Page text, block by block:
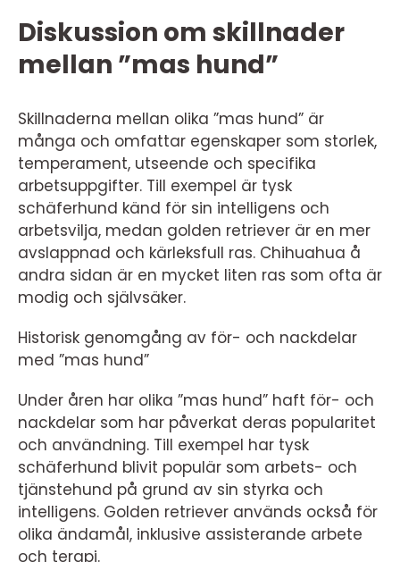
Diskussion om skillnader
mellan ”mas hund”
Skillnaderna mellan olika ”mas hund” är
många och omfattar egenskaper som storlek,
temperament, utseende och specifika
arbetsuppgifter. Till exempel är tysk
schäferhund känd för sin intelligens och
arbetsvilja, medan golden retriever är en mer
avslappnad och kärleksfull ras. Chihuahua å
andra sidan är en mycket liten ras som ofta är
modig och självsäker.
Historisk genomgång av för- och nackdelar
med ”mas hund”
Under åren har olika ”mas hund” haft för- och
nackdelar som har påverkat deras popularitet
och användning. Till exempel har tysk
schäferhund blivit populär som arbets- och
tjänstehund på grund av sin styrka och
intelligens. Golden retriever används också för
olika ändamål, inklusive assisterande arbete
och terapi.